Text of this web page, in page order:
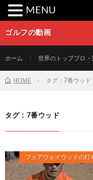
ゴルフの動画
ホーム 世界のトッププロ・
HOME タグ：7番ウッド
タグ：7番ウッド
フェアウェイウッドの打
MENU